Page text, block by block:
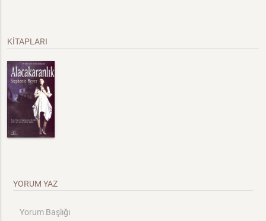
KİTAPLARI
YORUM YAZ
Yorum Başlığı